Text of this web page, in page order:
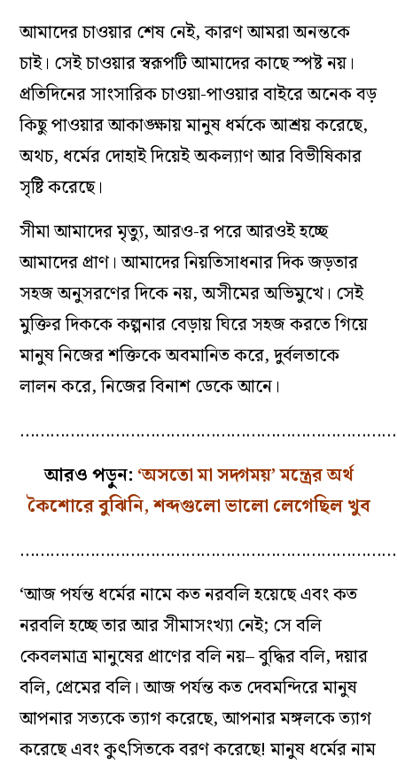
আমাদের চাওয়ার শেষ নেই, কারণ আমরা অনন্তকে
চাই। সেই চাওয়ার স্বরূপটি আমাদের কাছে স্পষ্ট নয়।
প্রতিদিনের সাংসারিক চাওয়া-পাওয়ার বাইরে অনেক বড়
কিছু পাওয়ার আকাঙ্ক্ষায় মানুষ ধর্মকে আশ্রয় করেছে,
অথচ, ধর্মের দোহাই দিয়েই অকল্যাণ আর বিভীষিকার
সৃষ্টি করেছে।
সীমা আমাদের মৃত্যু, আরও-র পরে আরওই হচ্ছে
আমাদের প্রাণ। আমাদের নিয়তিসাধনার দিক জড়তার
সহজ অনুসরণের দিকে নয়, অসীমের অভিমুখে। সেই
মুক্তির দিককে কল্পনার বেড়ায় ঘিরে সহজ করতে গিয়ে
মানুষ নিজের শক্তিকে অবমানিত করে, দুর্বলতাকে
লালন করে, নিজের বিনাশ ডেকে আনে।
আরও পড়ুন: ‘অসতো মা সদ্গময়’ মন্ত্রের অর্থ
কৈশোরে বুঝিনি, শব্দগুলো ভালো লেগেছিল খুব
‘আজ পর্যন্ত ধর্মের নামে কত নরবলি হয়েছে এবং কত
নরবলি হচ্ছে তার আর সীমাসংখ্যা নেই; সে বলি
কেবলমাত্র মানুষের প্রাণের বলি নয়– বুদ্ধির বলি, দয়ার
বলি, প্রেমের বলি। আজ পর্যন্ত কত দেবমন্দিরে মানুষ
আপনার সত্যকে ত্যাগ করেছে, আপনার মঙ্গলকে ত্যাগ
করেছে এবং কুৎসিতকে বরণ করেছে! মানুষ ধর্মের নাম